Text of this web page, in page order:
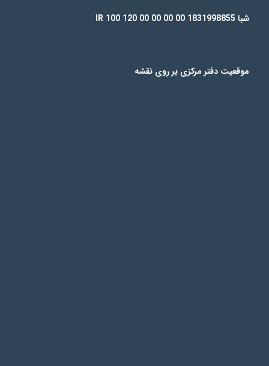
شبا IR 100 120 00 00 00 00 1831998855
موقعیت دفتر مرکزی بر روی نقشه